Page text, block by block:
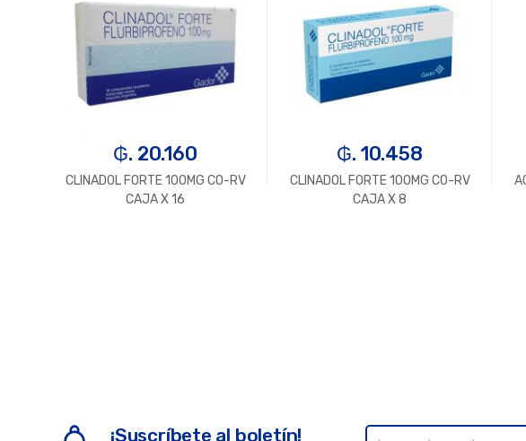
₲. 20.160
CLINADOL FORTE 100MG CO-RV
CAJA X 16
₲. 10.458
CLINADOL FORTE 100MG CO-RV
CAJA X 8
¡Suscríbete al boletín!